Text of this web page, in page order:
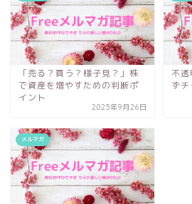
「売る？買う？様子見？」株
で資産を増やすための判断ポ
イント
2025年9月26日
不透
ず
メルマガ